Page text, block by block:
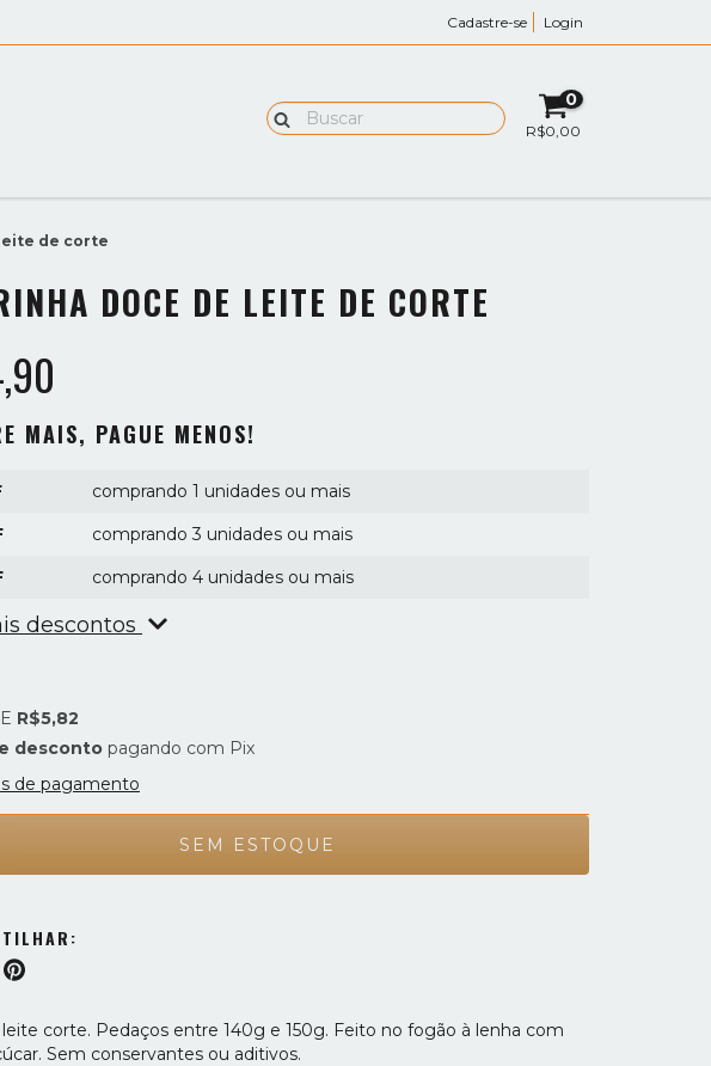
Cadastre-se Login
0
R$0,00
leite de corte
DOCE DE LEITE DE CORTE
MAIS, PAGUE MENOS!
comprando 1 unidades ou mais
comprando 3 unidades ou mais
comprando 4 unidades ou mais
descontos
R$5,82
desconto pagando com Pix
de pagamento
corte. Pedaços entre 140g e 150g. Feito no fogão à lenha com
Sem conservantes ou aditivos.